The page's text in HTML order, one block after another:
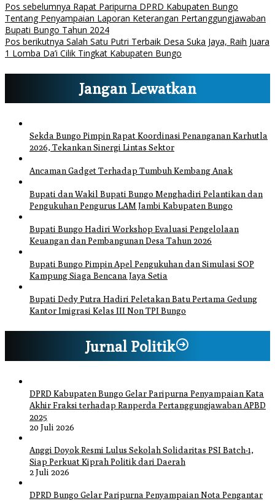
Pos sebelumnya Rapat Paripurna DPRD Kabupaten Bungo
Tentang Penyampaian Laporan Keterangan Pertanggungjawaban
Bupati Bungo Tahun 2024
Pos berikutnya Salah Satu Putri Terbaik Desa Suka Jaya, Raih Juara
1 Lomba Da’i Cilik Tingkat Kabupaten Bungo
Jangan Lewatkan
Sekda Bungo Pimpin Rapat Koordinasi Penanganan Karhutla
2026, Tekankan Sinergi Lintas Sektor
Ancaman Gadget Terhadap Tumbuh Kembang Anak
Bupati dan Wakil Bupati Bungo Menghadiri Pelantikan dan
Pengukuhan Pengurus LAM Jambi Kabupaten Bungo
Bupati Bungo Hadiri Workshop Evaluasi Pengelolaan
Keuangan dan Pembangunan Desa Tahun 2026
Bupati Bungo Pimpin Apel Pengukuhan dan Simulasi SOP
Kampung Siaga Bencana Jaya Setia
Bupati Dedy Putra Hadiri Peletakan Batu Pertama Gedung
Kantor Imigrasi Kelas III Non TPI Bungo
Jurnal Politik
DPRD Kabupaten Bungo Gelar Paripurna Penyampaian Kata
Akhir Fraksi terhadap Ranperda Pertanggungjawaban APBD
2025
20 Juli 2026
Anggi Doyok Resmi Lulus Sekolah Solidaritas PSI Batch-1,
Siap Perkuat Kiprah Politik dari Daerah
2 Juli 2026
DPRD Bungo Gelar Paripurna Penyampaian Nota Pengantar